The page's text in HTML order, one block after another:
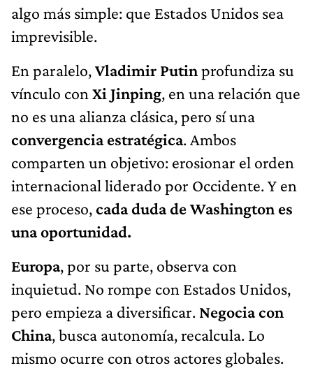
algo más simple: que Estados Unidos sea
imprevisible.
En paralelo,Vladimir Putinprofundiza su
vínculo con Xi Jinping, en una relación que
no es una alianza clásica, pero sí una
convergencia estratégica. Ambos
comparten un objetivo: erosionar el orden
internacional liderado por Occidente. Y en
ese proceso,cada duda de Washington es
una oportunidad.
Europa, por su parte, observa con
inquietud. No rompe con Estados Unidos,
pero empieza a diversificar. Negocia con
China, busca autonomía, recalcula. Lo
mismo ocurre con otros actores globales.